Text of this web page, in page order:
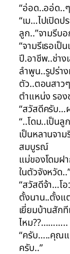
“อ่อด..ออ่ด..
“เม…ไปเปิดป
ลูก..”จามรีบ
“จามรีเธอเป็
ปี.อาชีพ..ช่าง
ลำพูน..รูปร่า
ตัว..ตอนสาว
ตำแหน่ง รอ
“สวัสดีครับ…
“..โดม..เป็น
เป็นหลานจา
สมบูรณ์
แม่ของโดมฝ
ในตัวจังหวัด
“สวัสดีจ้า…โอ
ตั้งนาน..ตั้งแ
เยี่ยมบ้านสัก
ไหม??………..
“ครับ…..คุณ
ครับ..”